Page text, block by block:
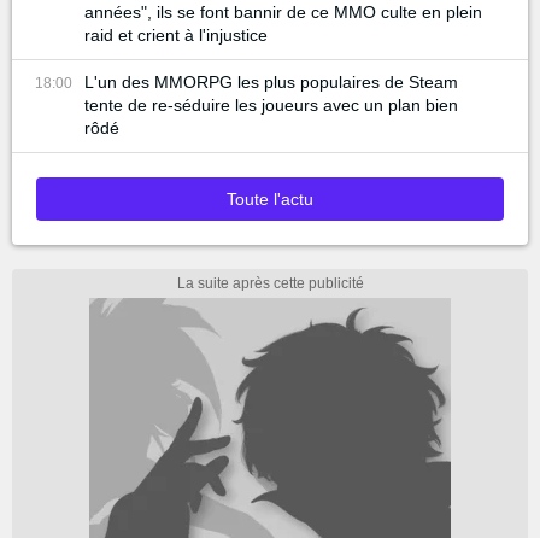
années", ils se font bannir de ce MMO culte en plein
raid et crient à l'injustice
18:00
L'un des MMORPG les plus populaires de Steam
tente de re-séduire les joueurs avec un plan bien
rôdé
Toute l'actu